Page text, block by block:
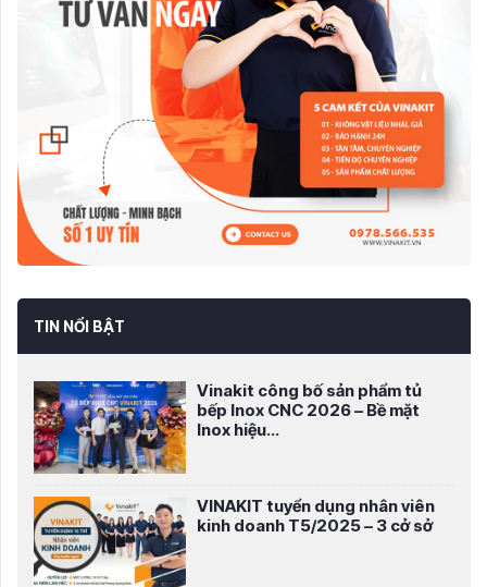
TIN NỔI BẬT
Vinakit công bố sản phẩm tủ
bếp Inox CNC 2026 – Bề mặt
Inox hiệu...
VINAKIT tuyển dụng nhân viên
kinh doanh T5/2025 – 3 cở sở